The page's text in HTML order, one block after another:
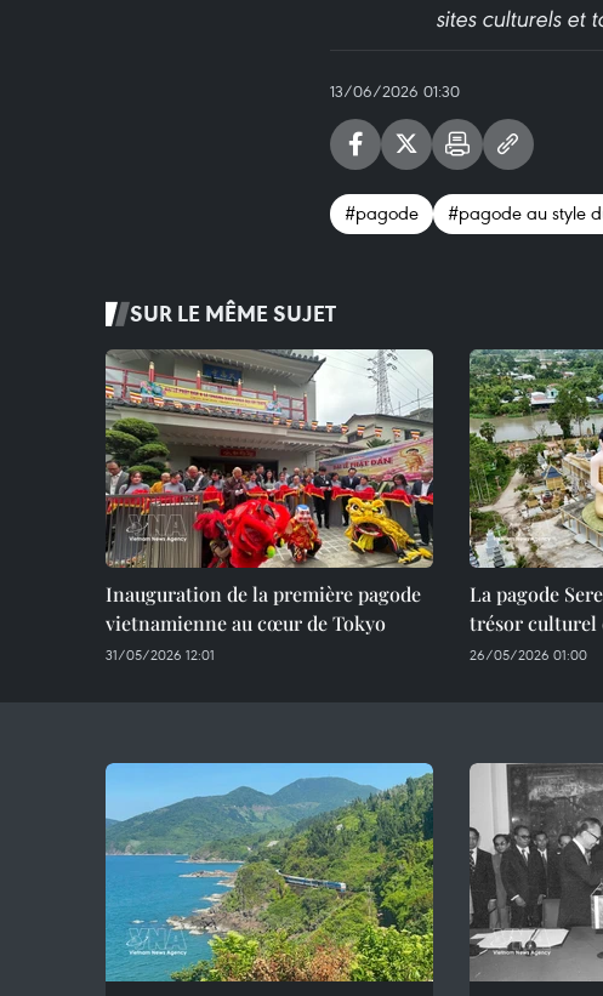
sites culturels et
13/06/2026 01:30
#pagode #pagode au style
SUR LE MÊME SUJET
Inauguration de la première pagode
vietnamienne au cœur de Tokyo
31/05/2026 12:01
La pagode
trésor culturel
26/05/2026 01:00